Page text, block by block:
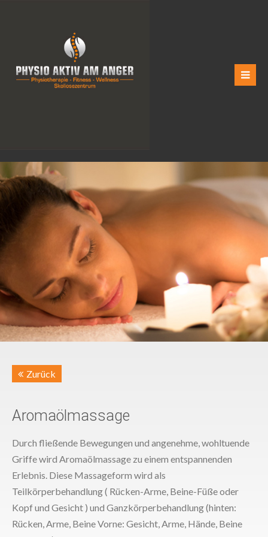
Zurück
Aromaölmassage
Durch fließende Bewegungen und angenehme, wohltuende
Griffe wird Aromaölmassage zu einem entspannenden
Erlebnis. Diese Massageform wird als
Teilkörperbehandlung ( Rücken-Arme, Beine-Füße oder
Kopf und Gesicht ) und Ganzkörperbehandlung (hinten:
Rücken, Arme, Beine Vorne: Gesicht, Arme, Hände, Beine